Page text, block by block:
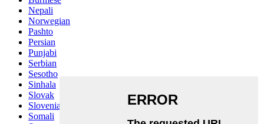
Nepali
Norwegian
Pashto
Persian
Punjabi
Serbian
Sesotho
Sinhala
Slovak
Slovenian
Somali